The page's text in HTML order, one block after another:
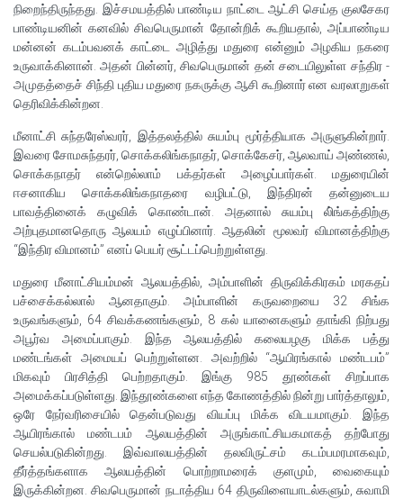
நிறைந்திருந்தது. இச்சமயத்தில் பாண்டிய நாட்டை ஆட்சி செய்த குலசேகர
பாண்டியனின் கனவில் சிவபெருமான் தோன்றிக் கூறியதால், அப்பாண்டிய
மன்னன் கடம்பவனக் காட்டை அழித்து மதுரை என்னும் அழகிய நகரை
உருவாக்கினான். அதன் பின்னர், சிவபெருமான் தன் சடையிலுள்ள சந்திர -
அமுதத்தைச் சிந்தி புதிய மதுரை நகருக்கு ஆசி கூறினார் என வரலாறுகள்
தெரிவிக்கின்றன.
மீனாட்சி சுந்தரேஸ்வரர், இத்தலத்தில் சுயம்பு மூர்த்தியாக அருளுகின்றார்.
இவரை சோமசுந்தரர், சொக்கலிங்கநாதர், சொக்கேசர், ஆலவாய் அண்ணல்,
சொக்கநாதர் என்றெல்லாம் பக்தர்கள் அழைப்பார்கள். மதுரையின்
ஈசனாகிய சொக்கலிங்கநாதரை வழிபட்டு, இந்திரன் தன்னுடைய
பாவத்தினைக் கழுவிக் கொண்டான். அதனால் சுயம்பு லி்ங்கத்திற்கு
அற்புதமானதொரு ஆலயம் எழுப்பினார். ஆதலின் மூலவர் விமானத்திற்கு
“இந்திர விமானம்” எனப் பெயர் சூட்டப்பெற்றுள்ளது.
மதுரை மீனாட்சியம்மன் ஆலயத்தில், அம்பாளின் திருவிக்கிரகம் மரகதப்
பச்சைக்கல்லால் ஆனதாகும். அம்பாளின் கருவறையை 32 சிங்க
உருவங்களும், 64 சிவக்கணங்களும், 8 கல் யானைகளும் தாங்கி நிற்பது
அபூர்வ அமைப்பாகும். இந்த ஆலயத்தில் கலையழகு மிக்க பத்து
மண்டங்கள் அமையப் பெற்றுள்ளன. அவற்றில் “ஆயிரங்கால் மண்டபம்”
மிகவும் பிரசித்தி பெற்றதாகும். இங்கு 985 தூண்கள் சிறப்பாக
அமைக்கப்படுள்ளது. இந்தூண்களை எந்த கோணத்தில் நின்று பார்த்தாலும்,
ஒரே நேர்வரிசையில் தென்படுவது வியப்பு மிக்க விடயமாகும். இந்த
ஆயிரங்கால் மண்டபம் ஆலயத்தின் அருங்காட்சியகமாகத் தற்போது
செயல்படுகின்றது. இவ்வாலயத்தின் தலவிருட்சம் கடம்பமரமாகவும்,
தீர்த்தங்களாக ஆலயத்தின் பொற்றாமரைக் குளமும், வைகையும்
இருக்கின்றன. சிவபெருமான் நடாத்திய 64 திருவிளையாடல்களும், சுவாமி